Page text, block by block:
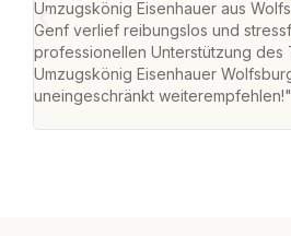
Umzugskönig Eisenhauer aus
Genf verlief reibungslos und
professionellen Unterstützung des
Umzugskönig Eisenhauer
uneingeschränkt weiterempfehlen!"